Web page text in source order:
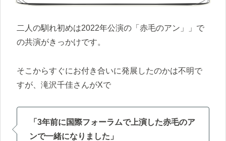
二人の馴れ初めは2022年公演の「赤毛のアン」」で
の共演がきっかけです。
そこからすぐにお付き合いに発展したのかは不明で
すが、滝沢千佳さんがXで
「3年前に国際フォーラムで上演した赤毛のア
ンで一緒になりました」